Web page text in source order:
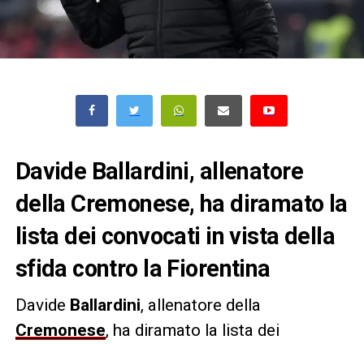
Davide Ballardini, allenatore
della Cremonese, ha diramato la
lista dei convocati in vista della
sfida contro la Fiorentina
Davide Ballardini, allenatore della
Cremonese, ha diramato la lista dei